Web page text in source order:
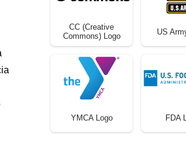
CC (Creative
Commons) Logo
US
YMCA Logo FDA